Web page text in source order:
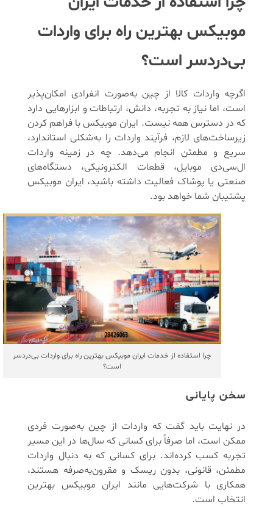
موبیکس بهترین راه برای واردات
بی‌دردسر است؟
اگرچه واردات کالا از چین به‌صورت انفرادی امکان‌پذیر
است، اما نیاز به تجربه، دانش، ارتباطات و ابزارهایی دارد
که در دسترس همه نیست. ایران موبیکس با فراهم کردن
زیرساخت‌های لازم، فرآیند واردات را به‌شکلی استاندارد،
سریع و مطمئن انجام می‌دهد. چه در زمینه واردات
ال‌سی‌دی موبایل، قطعات الکترونیکی، دستگاه‌های
صنعتی یا پوشاک فعالیت داشته باشید، ایران موبیکس
پشتیبان شما خواهد بود.
چرا استفاده از خدمات ایران موبیکس بهترین راه برای واردات بی‌دردسر
است؟
سخن پایانی
در نهایت باید گفت که واردات از چین به‌صورت فردی
ممکن است، اما صرفاً برای کسانی که سال‌ها در این مسیر
تجربه کسب کرده‌اند. برای کسانی که به دنبال واردات
مطمئن، قانونی، بدون ریسک و مقرون‌به‌صرفه هستند،
همکاری با شرکت‌هایی مانند ایران موبیکس بهترین
انتخاب است.